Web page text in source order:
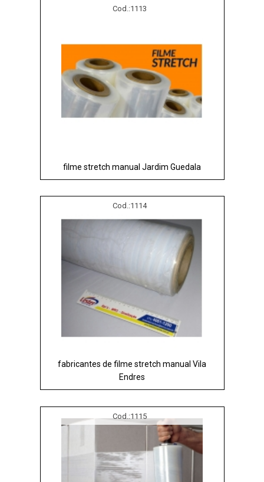
Cod.:1113
filme stretch manual Jardim Guedala
Cod.:1114
fabricantes de filme stretch manual Vila
Endres
Cod.:1115